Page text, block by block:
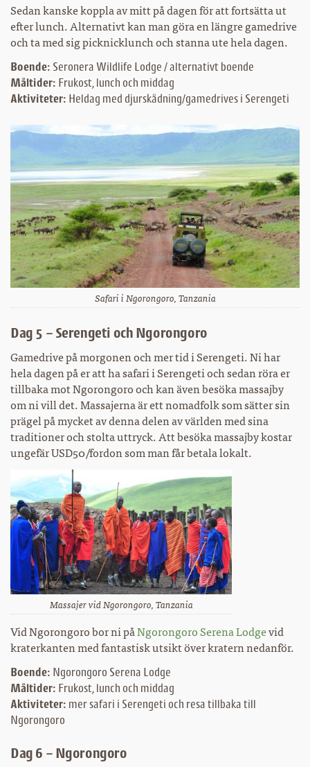
Sedan kanske koppla av mitt på dagen för att fortsätta ut
efter lunch. Alternativt kan man göra en längre gamedrive
och ta med sig picknicklunch och stanna ute hela dagen.
Boende: Seronera Wildlife Lodge / alternativt boende
Måltider: Frukost, lunch och middag
Aktiviteter: Heldag med djurskådning/gamedrives i Serengeti
Safari i Ngorongoro, Tanzania
Dag 5 – Serengeti och Ngorongoro
Gamedrive på morgonen och mer tid i Serengeti. Ni har
hela dagen på er att ha safari i Serengeti och sedan röra er
tillbaka mot Ngorongoro och kan även besöka massajby
om ni vill det. Massajerna är ett nomadfolk som sätter sin
prägel på mycket av denna delen av världen med sina
traditioner och stolta uttryck. Att besöka massajby kostar
ungefär USD50/fordon som man får betala lokalt.
Massajer vid Ngorongoro, Tanzania
Vid Ngorongoro bor ni påNgorongoro Serena Lodgevid
kraterkanten med fantastisk utsikt över kratern nedanför.
Boende: Ngorongoro Serena Lodge
Måltider: Frukost, lunch och middag
Aktiviteter: mer safari i Serengeti och resa tillbaka till
Ngorongoro
Dag 6 – Ngorongoro